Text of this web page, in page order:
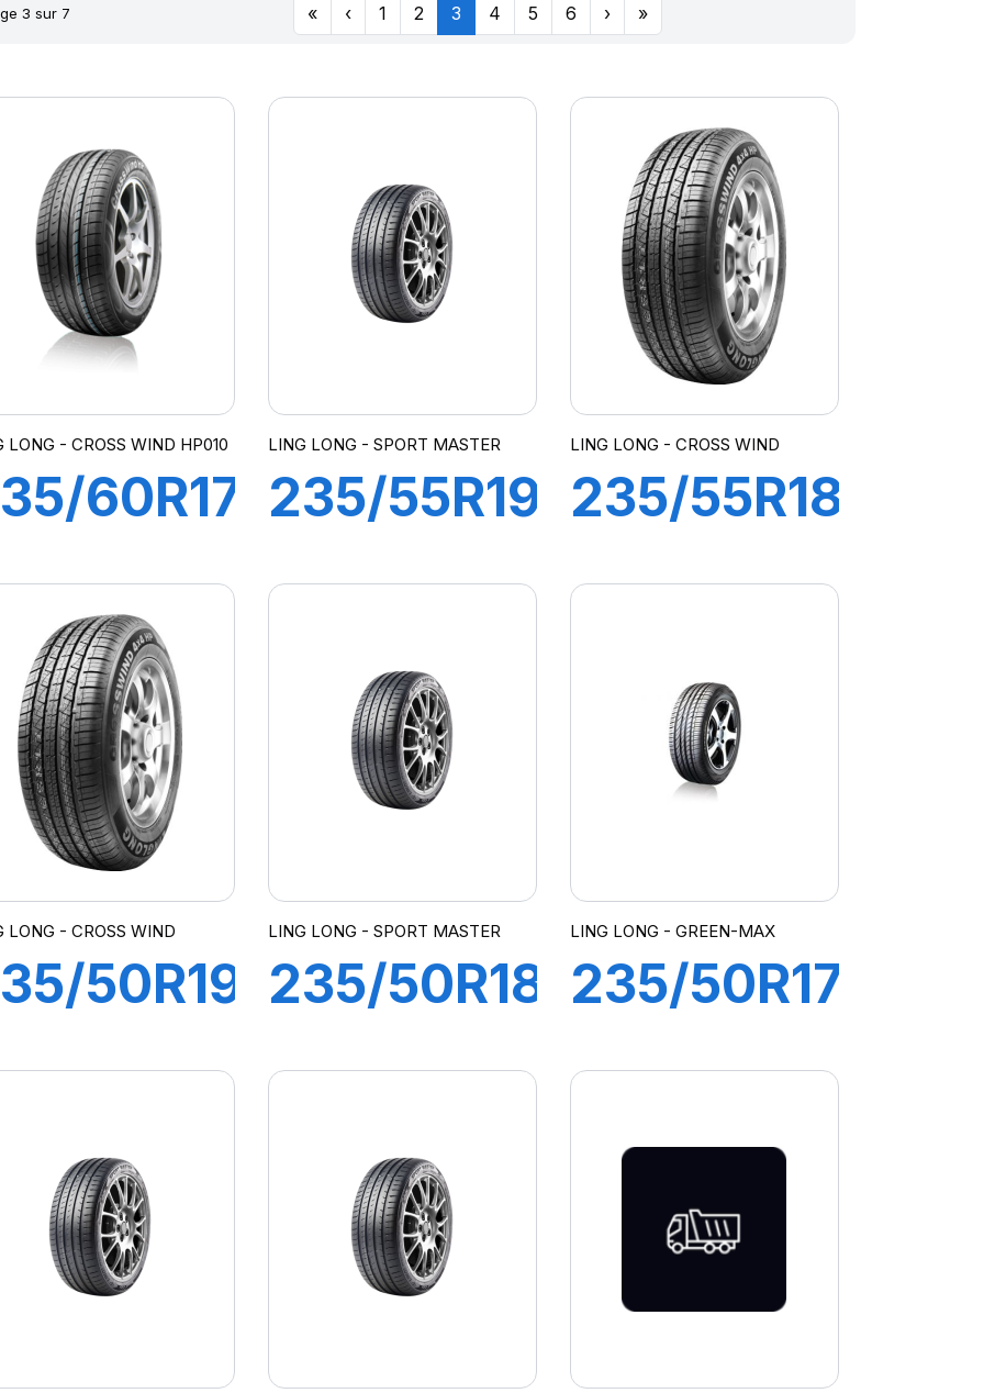
3 sur 7 « ‹ 1 2 3 4 5 6 › »
LONG - CROSS WIND HP010
60R17
LING LONG - SPORT MASTER
235/55R19
MASTER e
LING LONG - CROSS WIND
235/55R18
WIND 4X4
LONG - CROSS WIND
50R19
4X4
LING LONG - SPORT MASTER
235/50R18
MASTER
LING LONG - GREEN-MAX
235/50R17
MAX